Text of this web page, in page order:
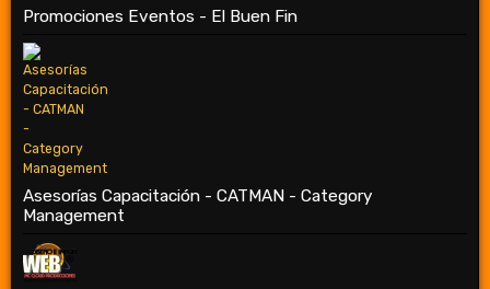
Promociones Eventos - El Buen Fin
Asesorías Capacitación - CATMAN - Category
Management